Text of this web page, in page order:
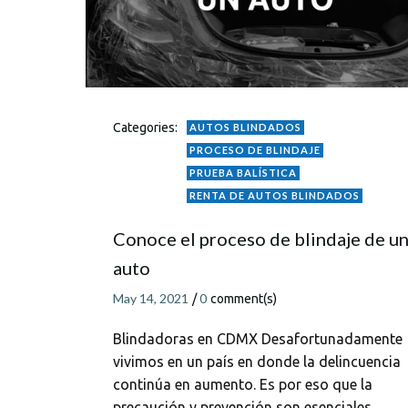
Categories:
AUTOS BLINDADOS
PROCESO DE BLINDAJE
PRUEBA BALÍSTICA
RENTA DE AUTOS BLINDADOS
Conoce el proceso de blindaje de un
auto
May 14, 2021 /0 comment(s)
Blindadoras en CDMX Desafortunadamente
vivimos en un país en donde la delincuencia
continúa en aumento. Es por eso que la